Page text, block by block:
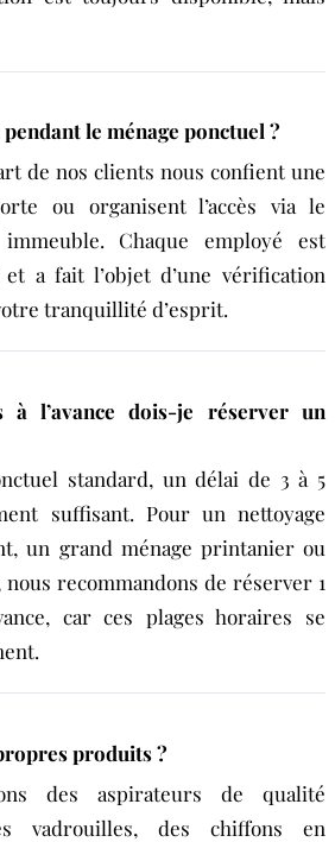
le ménage ponctuel ?
de nos clients nous confient une
ou organisent l’accès via le
Chaque employé est
a fait l’objet d’une vérification
tranquillité d’esprit.
à l’avance dois-je réserver un
standard, un délai de 3 à 5
suffisant. Pour un nettoyage
un grand ménage printanier ou
recommandons de réserver 1
car ces plages horaires se
produits ?
des aspirateurs de qualité
vadrouilles, des chiffons en